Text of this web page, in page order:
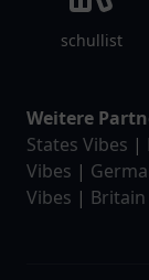
schullist
Weitere
States Vibes |
Vibes |
Vibes | Britain